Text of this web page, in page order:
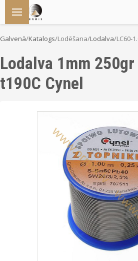
Galvenā/Katalogs/Lodēšana/Lodalva/LC60-
Lodalva 1mm
t190C Cynel